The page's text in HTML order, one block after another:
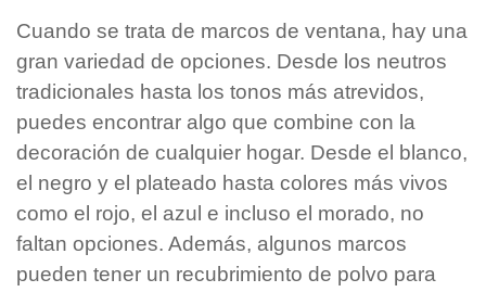
Cuando se trata de marcos de ventana, hay una
gran variedad de opciones. Desde los neutros
tradicionales hasta los tonos más atrevidos,
puedes encontrar algo que combine con la
decoración de cualquier hogar. Desde el blanco,
el negro y el plateado hasta colores más vivos
como el rojo, el azul e incluso el morado, no
faltan opciones. Además, algunos marcos
pueden tener un recubrimiento de polvo para